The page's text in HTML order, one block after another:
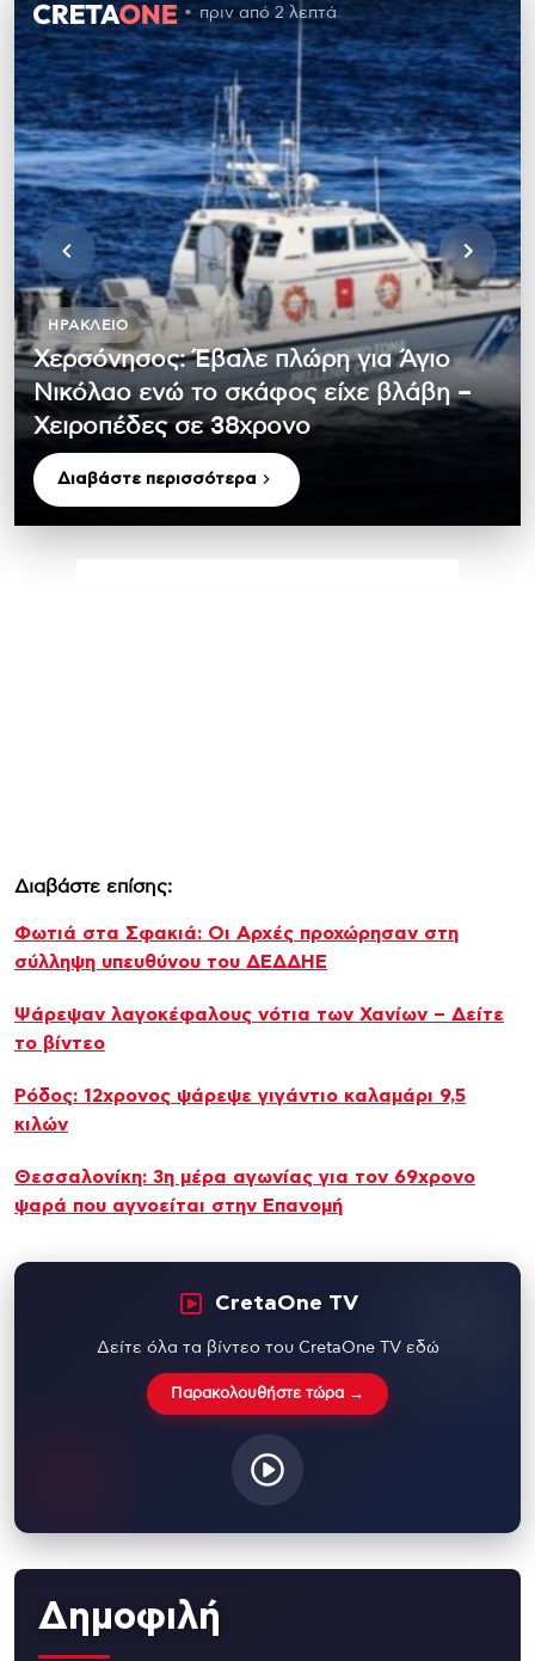
πριν από 2 λεπτά
ΗΡΆΚΛΕΙΟ
Χερσόνησος: Έβαλε πλώρη για Άγιο
Νικόλαο ενώ το σκάφος είχε βλάβη –
Χειροπέδες σε 38χρονο
Διαβάστε περισσότερα
Διαβάστε επίσης:
Φωτιά στα Σφακιά: Οι Αρχές προχώρησαν στη
σύλληψη υπευθύνου του ΔΕΔΔΗΕ
Ψάρεψαν λαγοκέφαλους νότια των Χανίων – Δείτε
το βίντεο
Ρόδος: 12χρονος ψάρεψε γιγάντιο καλαμάρι 9,5
κιλών
Θεσσαλονίκη: 3η μέρα αγωνίας για τον 69χρονο
ψαρά που αγνοείται στην Επανομή
CretaOne TV
Δείτε όλα τα βίντεο του CretaOne TV εδώ
Παρακολουθήστε τώρα →
Δημοφιλή